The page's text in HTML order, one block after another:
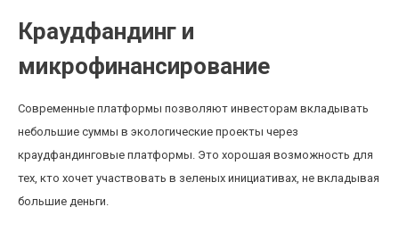
Краудфандинг и
микрофинансирование
Современные платформы позволяют инвесторам вкладывать
небольшие суммы в экологические проекты через
краудфандинговые платформы. Это хорошая возможность для
тех, кто хочет участвовать в зеленых инициативах, не вкладывая
большие деньги.